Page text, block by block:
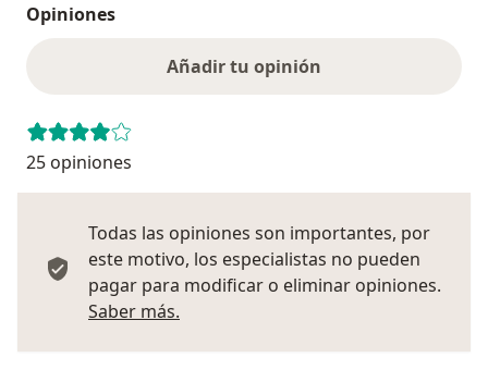
Opiniones
Añadir tu opinión
25 opiniones
Todas las opiniones son importantes, por
este motivo, los especialistas no pueden
pagar para modificar o eliminar opiniones.
Saber más.